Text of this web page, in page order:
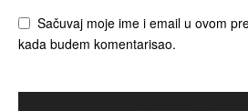
Sačuvaj moje ime i email u ovom
kada budem komentarisao.